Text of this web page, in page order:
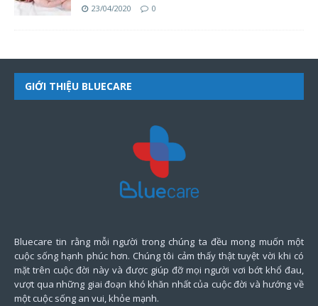
23/04/2020 0
GIỚI THIỆU BLUECARE
Bluecare tin rằng mỗi người trong chúng ta đều mong muốn một
cuộc sống hạnh phúc hơn. Chúng tôi cảm thấy thật tuyệt vời khi có
mặt trên cuộc đời này và được giúp đỡ mọi người vơi bớt khổ đau,
vượt qua những giai đoạn khó khăn nhất của cuộc đời và hướng về
một cuộc sống an vui, khỏe mạnh.